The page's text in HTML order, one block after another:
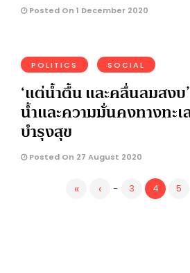
Posted On 1 December 2020
POLITICS SOCIAL
‘แต่น้ำตื้น และคลื่นลมสงบ
น้ำและความมั่นคงทางทะ
บำรุงสุข
Posted On 27 August 2020
« ‹ - 3 4 5